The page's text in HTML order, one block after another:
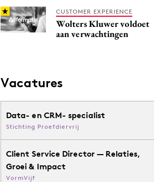
CUSTOMER EXPERIENCE
Wolters Kluwer voldoet
aan verwachtingen
Vacatures
Data- en CRM- specialist
Stichting Proefdiervrij
Client Service Director — Relaties,
Groei & Impact
VormVijf